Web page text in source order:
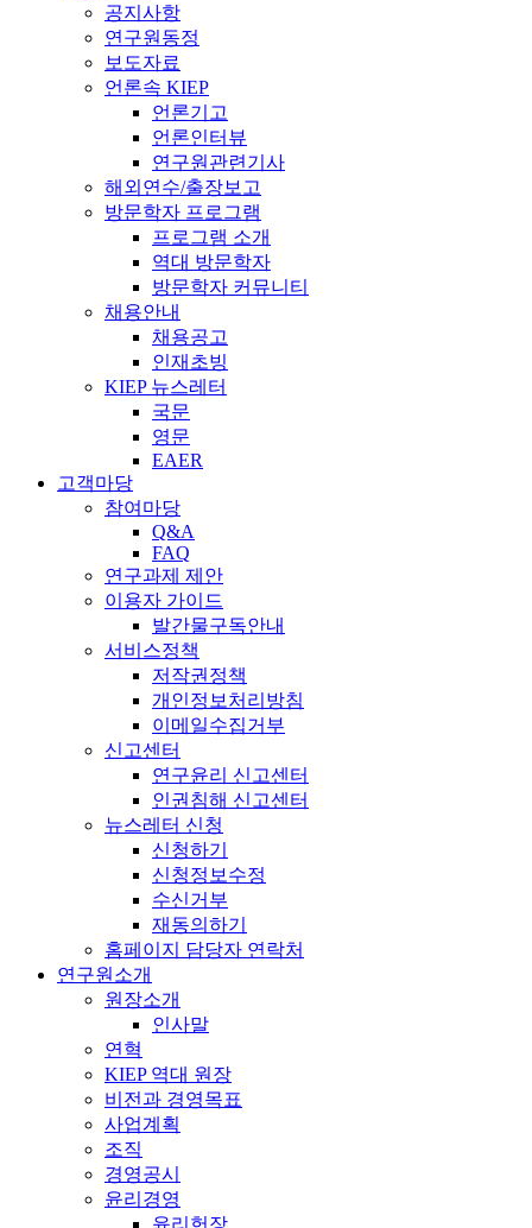
공지사항
연구원동정
보도자료
언론속 KIEP
언론기고
언론인터뷰
연구원관련기사
해외연수/출장보고
방문학자 프로그램
프로그램 소개
역대 방문학자
방문학자 커뮤니티
채용안내
채용공고
인재초빙
KIEP 뉴스레터
국문
영문
EAER
고객마당
참여마당
Q&A
FAQ
연구과제 제안
이용자 가이드
발간물구독안내
서비스정책
저작권정책
개인정보처리방침
이메일수집거부
신고센터
연구윤리 신고센터
인권침해 신고센터
뉴스레터 신청
신청하기
신청정보수정
수신거부
재동의하기
홈페이지 담당자 연락처
연구원소개
원장소개
인사말
연혁
KIEP 역대 원장
비전과 경영목표
사업계획
조직
경영공시
윤리경영
윤리헌장